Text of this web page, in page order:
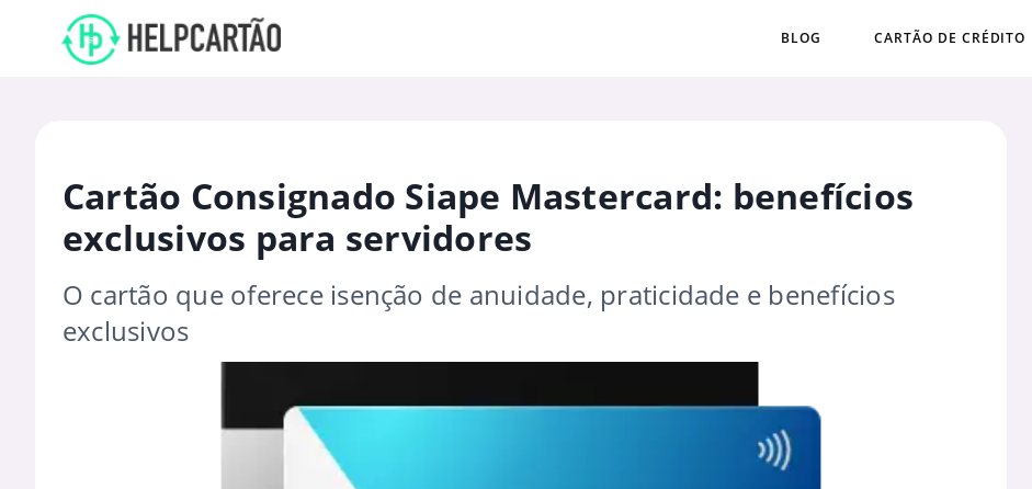
BLOG CARTÃO DE CRÉDITO
Cartão Consignado Siape Mastercard: benefícios
exclusivos para servidores
O cartão que oferece isenção de anuidade, praticidade e benefícios
exclusivos